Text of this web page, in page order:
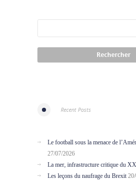
Recent Posts
Le football sous la menace de
27/07/2026
La mer, infrastructure critique du
Les leçons du naufrage du Brexit